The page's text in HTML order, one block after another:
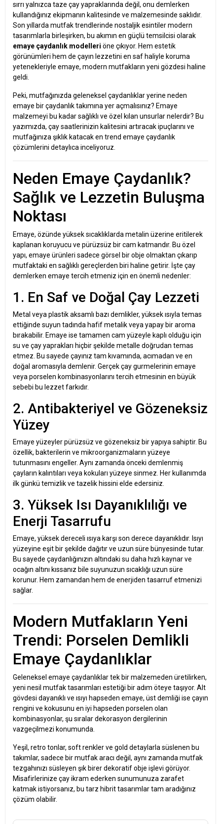
sırrı yalnızca taze çay yapraklarında değil, onu demlerken
kullandığınız ekipmanın kalitesinde ve malzemesinde saklıdır.
Son yıllarda mutfak trendlerinde nostaljik esintiler modern
tasarımlarla birleşirken, bu akımın en güçlü temsilcisi olarak
emaye çaydanlık modelleri öne çıkıyor. Hem estetik
görünümleri hem de çayın lezzetini en saf haliyle koruma
yetenekleriyle emaye, modern mutfakların yeni gözdesi haline
geldi.
Peki, mutfağınızda geleneksel çaydanlıklar yerine neden
emaye bir çaydanlık takımına yer açmalısınız? Emaye
malzemeyi bu kadar sağlıklı ve özel kılan unsurlar nelerdir? Bu
yazımızda, çay saatlerinizin kalitesini artıracak ipuçlarını ve
mutfağınıza şıklık katacak en trend emaye çaydanlık
çözümlerini detaylıca inceliyoruz.
Neden Emaye Çaydanlık?
Sağlık ve Lezzetin Buluşma
Noktası
Emaye, özünde yüksek sıcaklıklarda metalin üzerine eritilerek
kaplanan koruyucu ve pürüzsüz bir cam katmandır. Bu özel
yapı, emaye ürünleri sadece görsel bir obje olmaktan çıkarıp
mutfaktaki en sağlıklı gereçlerden biri haline getirir. İşte çay
demlerken emaye tercih etmeniz için en önemli nedenler:
1. En Saf ve Doğal Çay Lezzeti
Metal veya plastik aksamlı bazı demlikler, yüksek ısıyla temas
ettiğinde suyun tadında hafif metalik veya yapay bir aroma
bırakabilir. Emaye ise tamamen cam yüzeyle kaplı olduğu için
su ve çay yaprakları hiçbir şekilde metalle doğrudan temas
etmez. Bu sayede çayınız tam kıvamında, acımadan ve en
doğal aromasıyla demlenir. Gerçek çay gurmelerinin emaye
veya porselen kombinasyonlarını tercih etmesinin en büyük
sebebi bu lezzet farkıdır.
2. Antibakteriyel ve Gözeneksiz
Yüzey
Emaye yüzeyler pürüzsüz ve gözeneksiz bir yapıya sahiptir. Bu
özellik, bakterilerin ve mikroorganizmaların yüzeye
tutunmasını engeller. Aynı zamanda önceki demlenmiş
çayların kalıntıları veya kokuları yüzeye sinmez. Her kullanımda
ilk günkü temizlik ve tazelik hissini elde edersiniz.
3. Yüksek Isı Dayanıklılığı ve
Enerji Tasarrufu
Emaye, yüksek dereceli ısıya karşı son derece dayanıklıdır. Isıyı
yüzeyine eşit bir şekilde dağıtır ve uzun süre bünyesinde tutar.
Bu sayede çaydanlığınızın altındaki su daha hızlı kaynar ve
ocağın altını kıssanız bile suyunuzun sıcaklığı uzun süre
korunur. Hem zamandan hem de enerjiden tasarruf etmenizi
sağlar.
Modern Mutfakların Yeni
Trendi: Porselen Demlikli
Emaye Çaydanlıklar
Geleneksel emaye çaydanlıklar tek bir malzemeden üretilirken,
yeni nesil mutfak tasarımları estetiği bir adım öteye taşıyor. Alt
gövdesi dayanıklı ve ısıyı hapseden emaye, üst demliği ise çayın
rengini ve kokusunu en iyi hapseden porselen olan
kombinasyonlar, şu sıralar dekorasyon dergilerinin
vazgeçilmezi konumunda.
Yeşil, retro tonlar, soft renkler ve gold detaylarla süslenen bu
takımlar, sadece bir mutfak aracı değil, aynı zamanda mutfak
tezgahınızı süsleyen şık birer dekoratif obje işlevi görüyor.
Misafirlerinize çay ikram ederken sunumunuza zarafet
katmak istiyorsanız, bu tarz hibrit tasarımlar tam aradığınız
çözüm olabilir.